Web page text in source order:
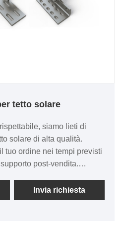
tetto solare
siamo lieti di
solare di alta qualità.
tuo ordine nei tempi previsti
post-vendita.
tetti spioventi di casa.
Invia richiesta